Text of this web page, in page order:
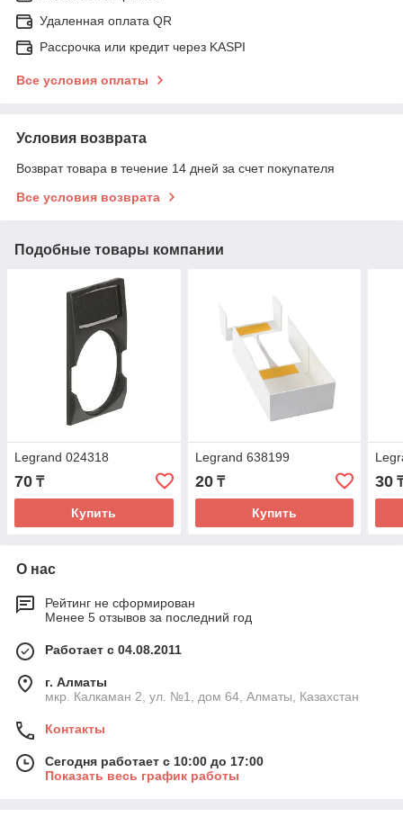
Удаленная оплата QR
Рассрочка или кредит через KASPI
Все условия оплаты
Условия возврата
Возврат товара в течение 14 дней за счет покупателя
Все условия возврата
Подобные товары компании
Legrand 024318
70 ₸
Купить
Legrand 638199
20₸
Купить
30
О нас
Рейтинг не сформирован
Менее 5 отзывов за последний год
Работает с 04.08.2011
г. Алматы
мкр. Калкаман 2, ул. №1, дом 64, Алматы, Казахстан
Контакты
Сегодня работает с 10:00 до 17:00
Показать весь график работы